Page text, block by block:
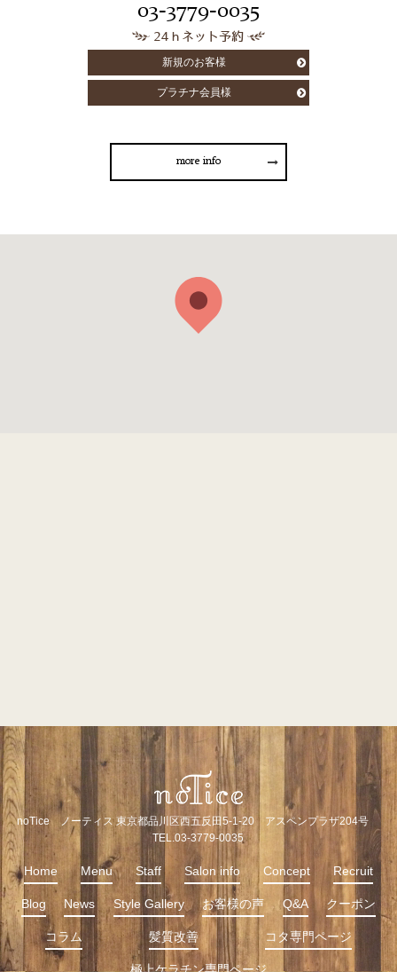
03-3779-0035
24ｈネット予約
新規のお客様
プラチナ会員様
more info
noTice ノーティス 東京都品川区西五反田5-1-20 アスペンプラザ204号
TEL.03-3779-0035
Home Menu Staff Salon info Concept Recruit
Blog News Style Gallery お客様の声 Q&A クーポン
コラム 髪質改善 コタ専門ページ